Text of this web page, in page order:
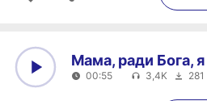
Мама, ради Бога,
00:55 3,4K 281